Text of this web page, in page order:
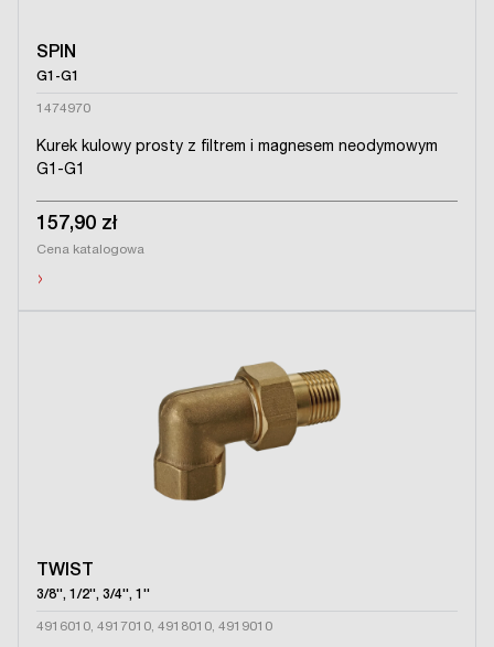
SPIN
G1-G1
1474970
Kurek kulowy prosty z filtrem i magnesem neodymowym
G1-G1
157,90 zł
Cena katalogowa
›
TWIST
3/8'', 1/2'', 3/4'', 1''
4916010, 4917010, 4918010, 4919010